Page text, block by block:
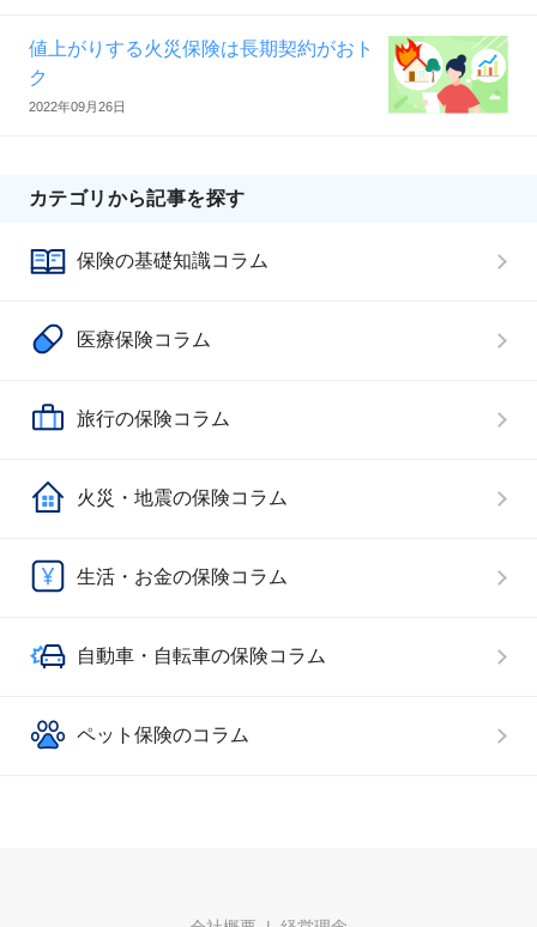
値上がりする火災保険は長期契約がおト
ク
2022年09月26日
カテゴリから記事を探す
保険の基礎知識コラム
医療保険コラム
旅行の保険コラム
火災・地震の保険コラム
生活・お金の保険コラム
自動車・自転車の保険コラム
ペット保険のコラム